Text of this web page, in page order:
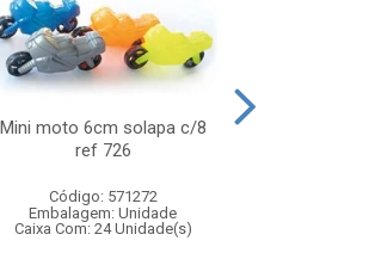
Mini moto 6cm solapa c/8
ref 726
Código: 571272
Embalagem: Unidade
Caixa Com: 24 Unidade(s)